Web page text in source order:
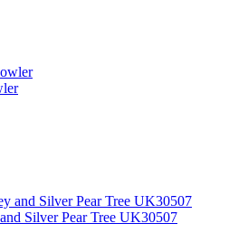
Silver Pear Tree UK30507